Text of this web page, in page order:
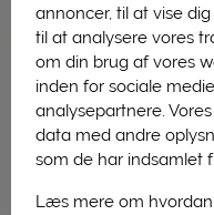
annoncer, til at vise
til at analysere vores
om din brug af vores
inden for sociale
analysepartnere.
data med andre
som de har indsamlet
Læs mere om